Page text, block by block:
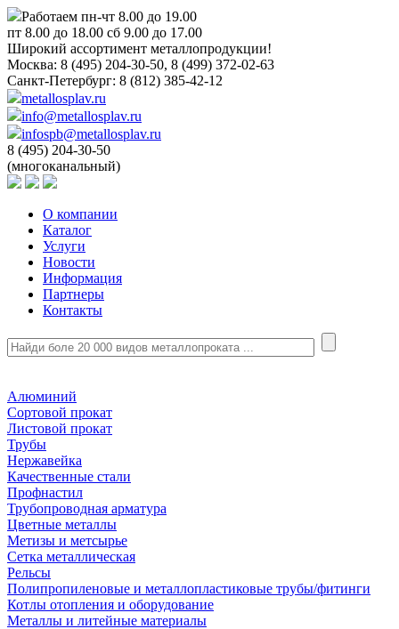
Работаем пн-чт 8.00 до 19.00
пт 8.00 до 18.00 сб 9.00 до 17.00
Широкий ассортимент металлопродукции!
Москва: 8 (495) 204-30-50, 8 (499) 372-02-63
Санкт-Петербург: 8 (812) 385-42-12
metallosplav.ru
info@metallosplav.ru
infospb@metallosplav.ru
8 (495) 204-30-50
(многоканальный)
О компании
Каталог
Услуги
Новости
Информация
Партнеры
Контакты
Алюминий
Сортовой прокат
Листовой прокат
Трубы
Нержавейка
Качественные стали
Профнастил
Трубопроводная арматура
Цветные металлы
Метизы и метсырье
Сетка металлическая
Рельсы
Полипропиленовые и металлопластиковые трубы/фитинги
Котлы отопления и оборудование
Металлы и литейные материалы